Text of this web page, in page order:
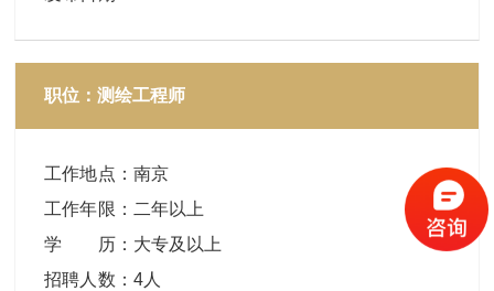
职位：测绘工程师
工作地点 ： 南京
工作年限 ： 二年以上
学 历： 大专及以上
招聘人数 ： 4人